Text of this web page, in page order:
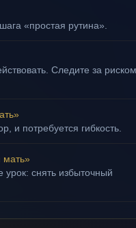
«простая рутина».
Следите за риском
и потребуется гибкость.
мать»
снять избыточный